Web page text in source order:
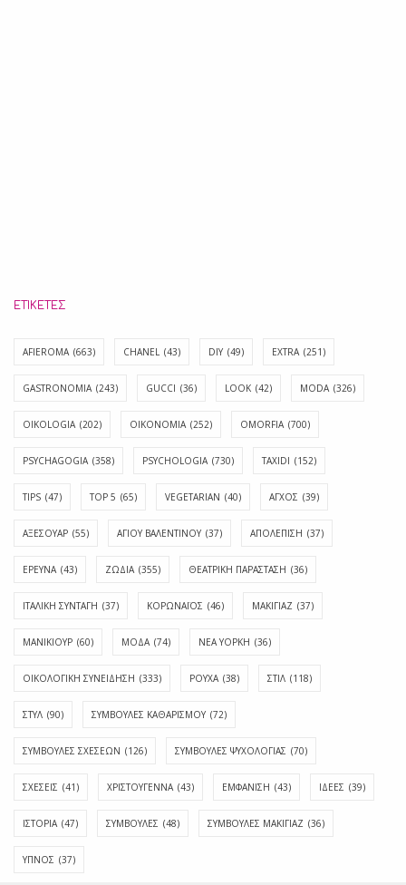
ΕΤΙΚΈΤΕΣ
AFIEROMA (663) CHANEL (43) DIY (49) EXTRA (251)
GASTRONOMIA (243) GUCCI (36) LOOK (42) MODA (326)
OIKOLOGIA (202) OIKONOMIA (252) OMORFIA (700)
PSYCHAGOGIA (358) PSYCHOLOGIA (730) TAXIDI (152)
TIPS (47) TOP 5 (65) VEGETARIAN (40) ΑΓΧΟΣ (39)
ΑΞΕΣΟΥΑΡ (55) ΑΓΊΟΥ ΒΑΛΕΝΤΊΝΟΥ (37) ΑΠΟΛΈΠΙΣΗ (37)
ΕΡΕΥΝΑ (43) ΖΩΔΙΑ (355) ΘΕΑΤΡΙΚΗ ΠΑΡΑΣΤΑΣΗ (36)
ΙΤΑΛΙΚΗ ΣΥΝΤΑΓΗ (37) ΚΟΡΩΝΑΪΟΣ (46) ΜΑΚΙΓΙΑΖ (37)
ΜΑΝΙΚΙΟΥΡ (60) ΜΟΔΑ (74) ΝΕΑ ΥΟΡΚΗ (36)
ΟΙΚΟΛΟΓΙΚΗ ΣΥΝΕΙΔΗΣΗ (333) ΡΟΥΧΑ (38) ΣΤΙΛ (118)
ΣΤΥΛ (90) ΣΥΜΒΟΥΛΕΣ ΚΑΘΑΡΙΣΜΟΥ (72)
ΣΥΜΒΟΥΛΕΣ ΣΧΕΣΕΩΝ (126) ΣΥΜΒΟΥΛΕΣ ΨΥΧΟΛΟΓΙΑΣ (70)
ΣΧΕΣΕΙΣ (41) ΧΡΙΣΤΟΥΓΕΝΝΑ (43) ΕΜΦΆΝΙΣΗ (43) ΙΔΈΕΣ (39)
ΙΣΤΟΡΊΑ (47) ΣΥΜΒΟΥΛΈΣ (48) ΣΥΜΒΟΥΛΈΣ ΜΑΚΙΓΙΆΖ (36)
ΎΠΝΟΣ (37)